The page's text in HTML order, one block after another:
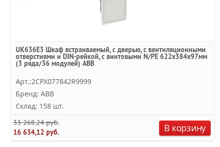
UK636E3 Шкаф встраиваемый, с дверью, с вентиляционными
отверстиями и DIN-рейкой, с винтовыми N/PE 622x384x97мм
(3 ряда/36 модулей) ABB
Арт.:2CPX077842R9999
Бренд: ABB
Склад: 158 шт.
33 268,24 руб.
16 634,12 руб.
В корзину